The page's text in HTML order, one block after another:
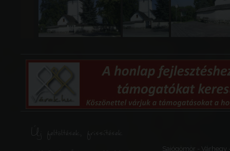
Új feltöltések, frissítések
Sajógömör - Várhegy